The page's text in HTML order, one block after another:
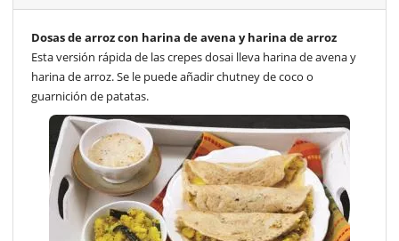
Dosas de arroz con harina de avena y harina de arroz
Esta versión rápida de las crepes dosai lleva harina de avena y
harina de arroz. Se le puede añadir chutney de coco o
guarnición de patatas.